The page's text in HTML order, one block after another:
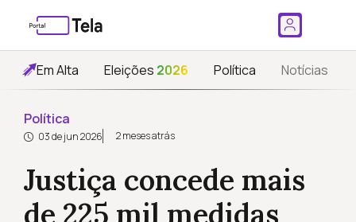
Em Alta Eleições 2026 Política Notícias
Política
03 de jun 2026 2 meses atrás
Justiça concede mais
de 225 mil medidas